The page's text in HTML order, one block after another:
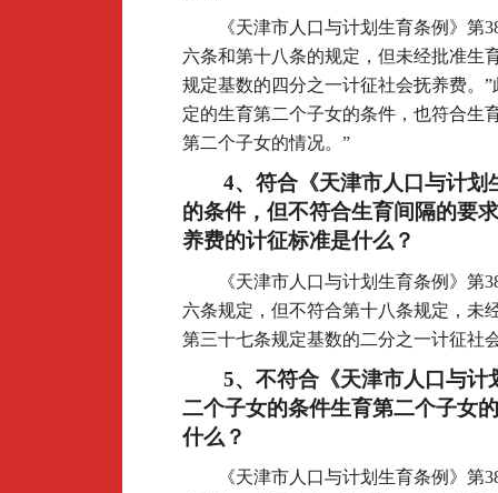
《天津市人口与计划生育条例》第
六条和第十八条的规定，但未经批准生
规定基数的四分之一计征社会抚养费。
定的生育第二个子女的条件，也符合生
第二个子女的情况。”
4、符合《天津市人口与计
的条件，但不符合生育间隔的要
养费的计征标准是什么？
《天津市人口与计划生育条例》第
六条规定，但不符合第十八条规定，未
第三十七条规定基数的二分之一计征社
5、不符合《天津市人口与
二个子女的条件生育第二个子女
什么？
《天津市人口与计划生育条例》第